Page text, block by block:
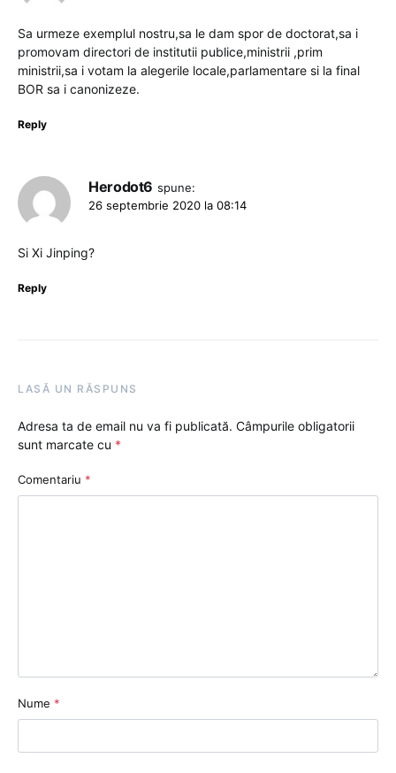
Sa urmeze exemplul nostru,sa le dam spor de doctorat,sa i
promovam directori de institutii publice,ministrii ,prim
ministrii,sa i votam la alegerile locale,parlamentare si la final
BOR sa i canonizeze.
Reply
Herodot6 spune:
26 septembrie 2020 la 08:14
Si Xi Jinping?
Reply
LASĂ UN RĂSPUNS
Adresa ta de email nu va fi publicată. Câmpurile obligatorii
sunt marcate cu *
Comentariu *
Nume *